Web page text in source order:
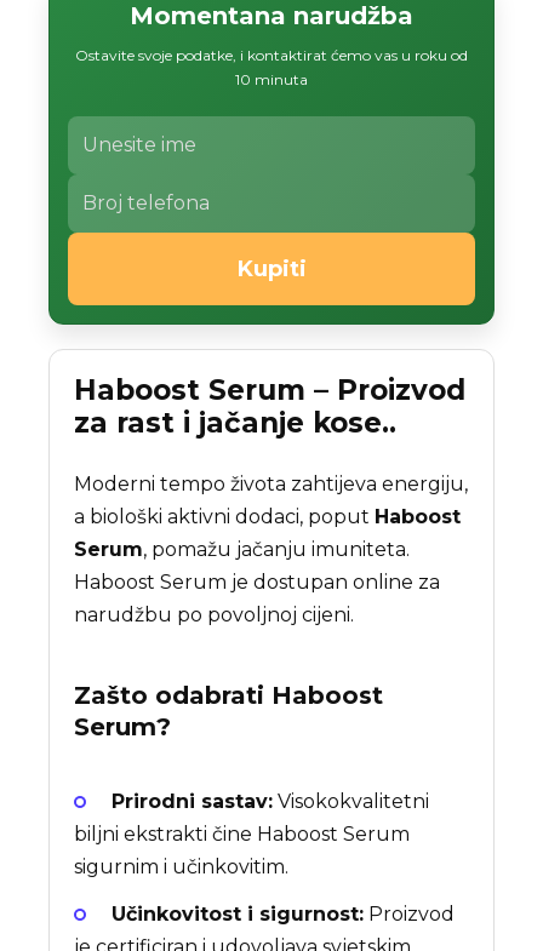
Momentana narudžba
Ostavite svoje podatke, i kontaktirat ćemo vas u roku od
10 minuta
Kupiti
Haboost Serum – Proizvod
za rast i jačanje kose..
Moderni tempo života zahtijeva energiju,
a biološki aktivni dodaci, poput Haboost
Serum, pomažu jačanju imuniteta.
Haboost Serum je dostupan online za
narudžbu po povoljnoj cijeni.
Zašto odabrati Haboost
Serum?
Prirodni sastav: Visokokvalitetni
biljni ekstrakti čine Haboost Serum
sigurnim i učinkovitim.
Učinkovitost i sigurnost: Proizvod
je certificiran i udovoljava svjetskim